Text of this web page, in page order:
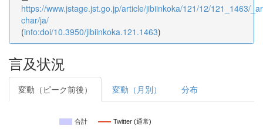
https://www.jstage.jst.go.jp/article/jibiinkoka/121/12/121_1463/
char/ja/
(info:doi/10.3950/jibiinkoka.121.1463)
言及状況
変動（ピーク前後） 変動（月別） 分布
合計 Twitter (通常)